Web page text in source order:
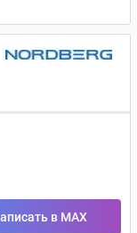
в MAX